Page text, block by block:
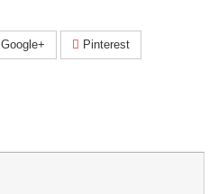
Google+ Pinterest